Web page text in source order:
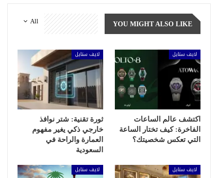
All YOU MIGHT ALSO LIKE
لايف ستايل
اكتشف عالم الساعات
الفاخرة: كيف تختار الساعة
التي تعكس شخصيتك؟
لايف ستايل
ثورة تقنية: شتر نوافذ
خارجي ذكي يغير مفهوم
العمارة والراحة في
السعودية
لايف ستايل لايف ستايل